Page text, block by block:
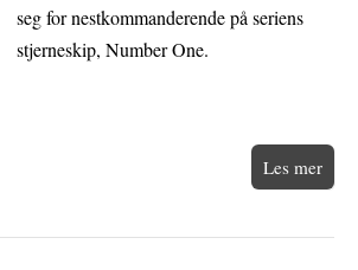
seg for nestkommanderende på seriens
stjerneskip, Number One.
Les mer